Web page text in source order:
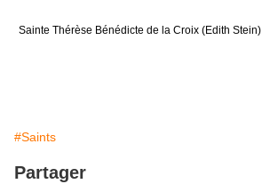
Sainte Thérèse Bénédicte de la Croix (Edith Stein)
#Saints
Partager